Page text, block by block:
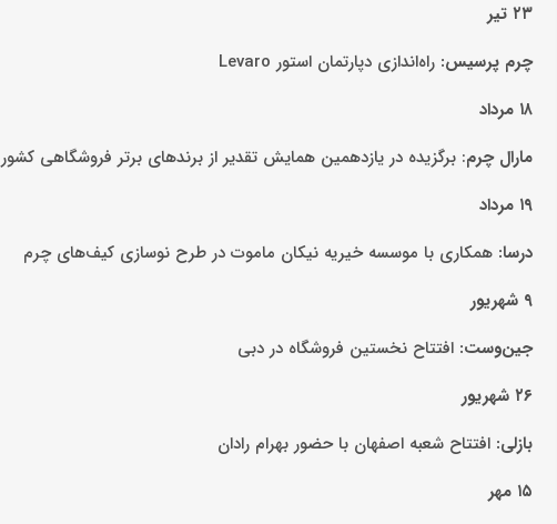
۲۳ تیر
چرم پرسیس: راه‌اندازی دپارتمان استور Levaro
۱۸ مرداد
مارال چرم: برگزیده در یازدهمین همایش تقدیر از برندهای برتر فروشگاهی کشور
۱۹ مرداد
درسا: همکاری با موسسه خیریه نیکان ماموت در طرح نوسازی کیف‌های چرم
۹ شهریور
جین‌وست: افتتاح نخستین فروشگاه در دبی
۲۶ شهریور
بازلی: افتتاح شعبه اصفهان با حضور بهرام رادان
۱۵ مهر